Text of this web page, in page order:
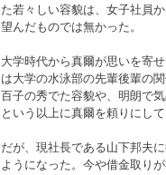
た若々しい容貌は、女子社員
望んだものでは無かった。
大学時代から真爾が思いを寄
は大学の水泳部の先輩後輩の
百子の秀でた容貌や、明朗で
という以上に真爾を頼りにし
だが、現社長である山下邦夫
ようになった。今や借金取り